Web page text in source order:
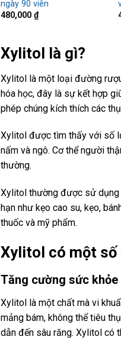
ngày 90 viên
480,000 ₫
Xylitol là gì?
Xylitol là một loại đường
hóa học, đây là sự kết hợp
phép chúng kích thích các
Xylitol được tìm thấy với số
nấm và ngô. Cơ thể người
thường.
Xylitol thường được sử dụng
hạn như kẹo cao su, kẹo,
thuốc và mỹ phẩm.
Xylitol có một số
Tăng cường sức
Xylitol là một chất mà vi
mảng bám, không thể tiêu
dẫn đến sâu răng. Xylitol có